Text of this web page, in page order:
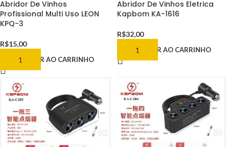
Abridor De Vinhos
Profissional Multi Uso LEON
KPQ-3
R$15,00
ADICIONAR AO CARRINHO
Abridor De Vinhos Eletrica
Kapbom KA-1616
R$32,00
ADICIONAR AO CARRINHO